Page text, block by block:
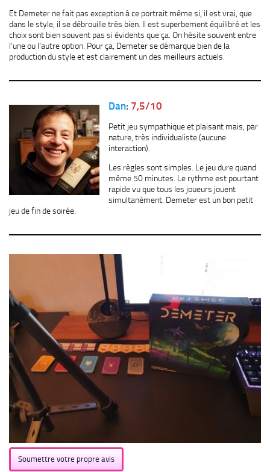
Et Demeter ne fait pas exception à ce portrait même si, il est vrai, que
dans le style, il se débrouille très bien. Il est superbement équilibré et les
choix sont bien souvent pas si évidents que ça. On hésite souvent entre
l’une ou l’autre option. Pour ça, Demeter se démarque bien de la
production du style et est clairement un des meilleurs actuels.
Dan: 7,5/10
Petit jeu sympathique et plaisant mais, par
nature, très individualiste (aucune
interaction).
Les règles sont simples. Le jeu dure quand
même 50 minutes. Le rythme est pourtant
rapide vu que tous les joueurs jouent
simultanément. Demeter est un bon petit
jeu de fin de soirée.
Soumettre votre propre avis